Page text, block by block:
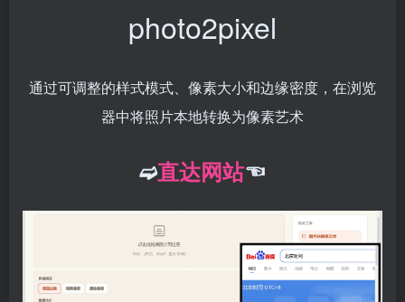
photo2pixel
通过可调整的样式模式、像素大小和边缘密度，在浏览
器中将照片本地转换为像素艺术
➫直达网站☜